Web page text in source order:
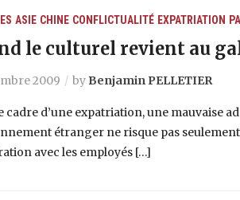
ASIE CHINE CONFLICTUALITÉ EXPATRIATION
le culturel revient au
2009 by Benjamin PELLETIER
cadre d’une expatriation, une mauvaise
étranger ne risque pas
avec les employés […]